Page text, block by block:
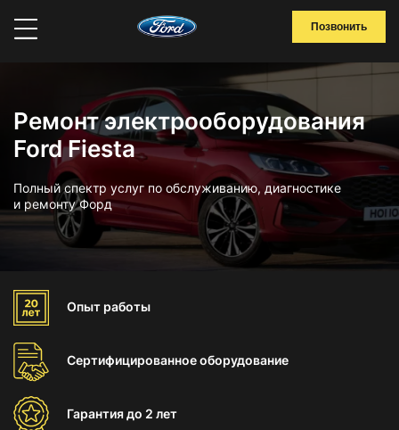
Позвонить
Ремонт электрооборудования
Ford Fiesta
Полный спектр услуг по обслуживанию, диагностике
и ремонту Форд
Опыт работы
Сертифицированноеоборудование
Гарантиядо 2 лет